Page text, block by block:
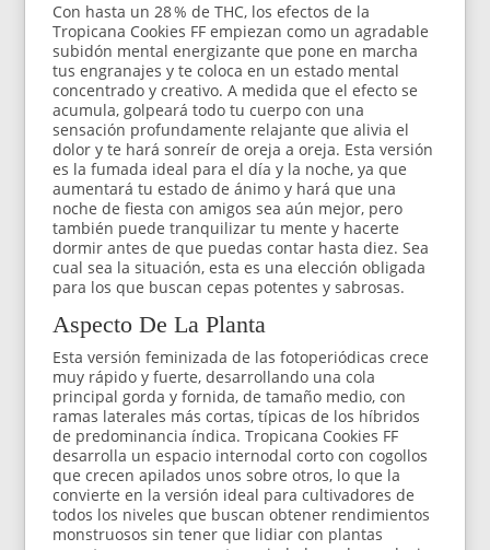
Con hasta un 28 % de THC, los efectos de la
Tropicana Cookies FF empiezan como un agradable
subidón mental energizante que pone en marcha
tus engranajes y te coloca en un estado mental
concentrado y creativo. A medida que el efecto se
acumula, golpeará todo tu cuerpo con una
sensación profundamente relajante que alivia el
dolor y te hará sonreír de oreja a oreja. Esta versión
es la fumada ideal para el día y la noche, ya que
aumentará tu estado de ánimo y hará que una
noche de fiesta con amigos sea aún mejor, pero
también puede tranquilizar tu mente y hacerte
dormir antes de que puedas contar hasta diez. Sea
cual sea la situación, esta es una elección obligada
para los que buscan cepas potentes y sabrosas.
Aspecto De La Planta
Esta versión feminizada de las fotoperiódicas crece
muy rápido y fuerte, desarrollando una cola
principal gorda y fornida, de tamaño medio, con
ramas laterales más cortas, típicas de los híbridos
de predominancia índica. Tropicana Cookies FF
desarrolla un espacio internodal corto con cogollos
que crecen apilados unos sobre otros, lo que la
convierte en la versión ideal para cultivadores de
todos los niveles que buscan obtener rendimientos
monstruosos sin tener que lidiar con plantas